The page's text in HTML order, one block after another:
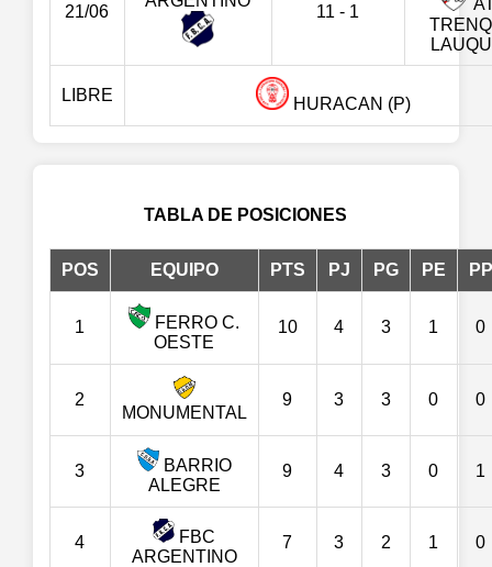
21/06 11 - 1
LIBRE HURACAN (P)
TABLA DE POSICIONES
POS EQUIPO PTS PJ PG PE PP
1
FERRO C.
OESTE
10 4 3 1 0
2
MONUMENTAL
9 3 3 0 0
3
BARRIO
ALEGRE
9 4 3 0 1
4
FBC
ARGENTINO
7 3 2 1 0